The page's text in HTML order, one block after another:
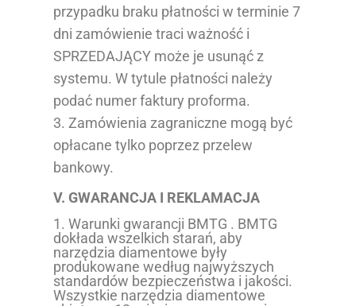
przypadku braku płatności w terminie 7
dni zamówienie traci ważność i
SPRZEDAJĄCY może je usunąć z
systemu. W tytule płatności należy
podać numer faktury proforma.
3. Zamówienia zagraniczne mogą być
opłacane tylko poprzez przelew
bankowy.
V. GWARANCJA I REKLAMACJA
1. Warunki gwarancji BMTG . BMTG
dokłada wszelkich starań, aby
narzędzia diamentowe były
produkowane według najwyższych
standardów bezpieczeństwa i jakości.
Wszystkie narzędzia diamentowe